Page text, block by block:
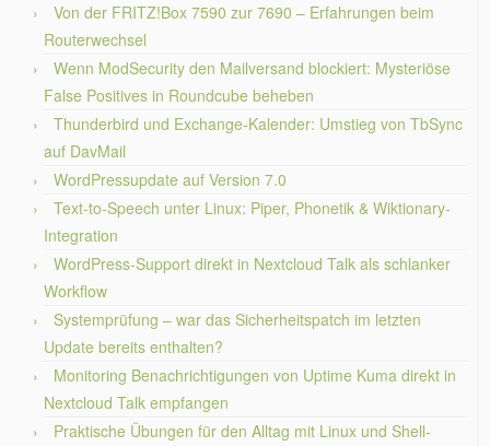
Von der FRITZ!Box 7590 zur 7690 – Erfahrungen beim
Routerwechsel
Wenn ModSecurity den Mailversand blockiert: Mysteriöse
False Positives in Roundcube beheben
Thunderbird und Exchange-Kalender: Umstieg von TbSync
auf DavMail
WordPressupdate auf Version 7.0
Text-to-Speech unter Linux: Piper, Phonetik & Wiktionary-
Integration
WordPress-Support direkt in Nextcloud Talk als schlanker
Workflow
Systemprüfung – war das Sicherheitspatch im letzten
Update bereits enthalten?
Monitoring Benachrichtigungen von Uptime Kuma direkt in
Nextcloud Talk empfangen
Praktische Übungen für den Alltag mit Linux und Shell-